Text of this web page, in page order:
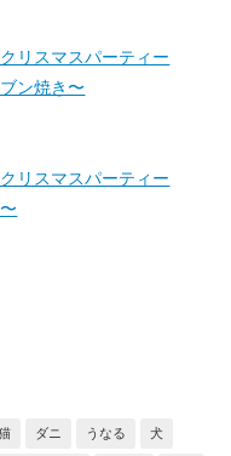
リスマスパーティー
ン焼き〜
リスマスパーティー
ダニ うなる 犬